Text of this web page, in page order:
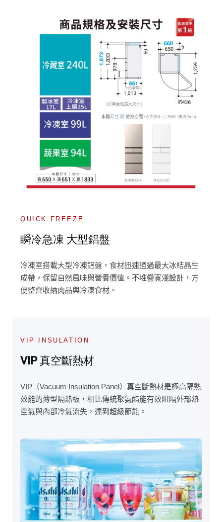
QUICK FREEZE
瞬冷急凍 大型鋁盤
冷凍室搭載大型冷凍鋁盤，食材迅速通過最大冰結晶生
成帶，保留自然風味與營養價值。不堆疊寬淺設計，方
便整齊收納肉品與冷凍食材。
VIP INSULATION
VIP 真空斷熱材
VIP（Vacuum Insulation Panel）真空斷熱材是極高隔熱
效能的薄型隔熱板，相比傳統聚氨酯能有效阻隔外部熱
空氣與內部冷氣流失，達到超級節能。